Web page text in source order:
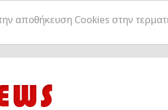
αποθήκευση Cookies στην